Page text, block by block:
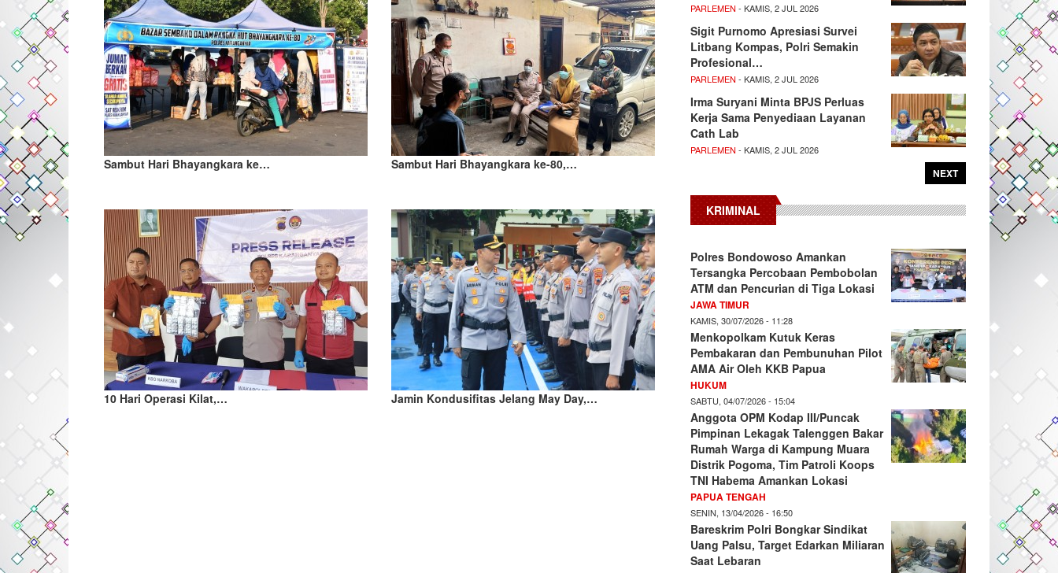
Sambut Hari Bhayangkara ke… Sambut Hari Bhayangkara ke-80,…
10 Hari Operasi Kilat,… Jamin Kondusifitas Jelang May Day,…
PARLEMEN - KAMIS, 2 JUL 2026
Sigit Purnomo Apresiasi Survei
Litbang Kompas, Polri Semakin
Profesional…
PARLEMEN - KAMIS, 2 JUL 2026
Irma Suryani Minta BPJS Perluas
Kerja Sama Penyediaan Layanan
Cath Lab
PARLEMEN - KAMIS, 2 JUL 2026
NEXT
KRIMINAL
Polres Bondowoso Amankan
Tersangka Percobaan Pembobolan
ATM dan Pencurian di Tiga Lokasi
JAWA TIMUR
KAMIS, 30/07/2026 - 11:28
Menkopolkam Kutuk Keras
Pembakaran dan Pembunuhan Pilot
AMA Air Oleh KKB Papua
HUKUM
SABTU, 04/07/2026 - 15:04
Anggota OPM Kodap III/Puncak
Pimpinan Lekagak Talenggen Bakar
Rumah Warga di Kampung Muara
Distrik Pogoma, Tim Patroli Koops
TNI Habema Amankan Lokasi
PAPUA TENGAH
SENIN, 13/04/2026 - 16:50
Bareskrim Polri Bongkar Sindikat
Uang Palsu, Target Edarkan Miliaran
Saat Lebaran